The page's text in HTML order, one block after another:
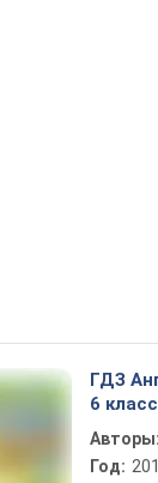
ГДЗ
6 класс
Авторы:
Год: